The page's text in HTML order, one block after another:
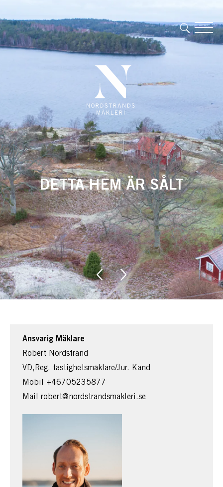
DETTA HEM ÄR SÅLT
Ansvarig Mäklare
Robert Nordstrand
VD,Reg. fastighetsmäklare/Jur. Kand
Mobil +46705235877
Mail robert@nordstrandsmakleri.se